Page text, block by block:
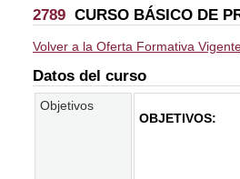
2789 CURSO BÁSICO DE
Volver a la Oferta Formativa
Datos del curso
Objetivos
OBJETIVOS: